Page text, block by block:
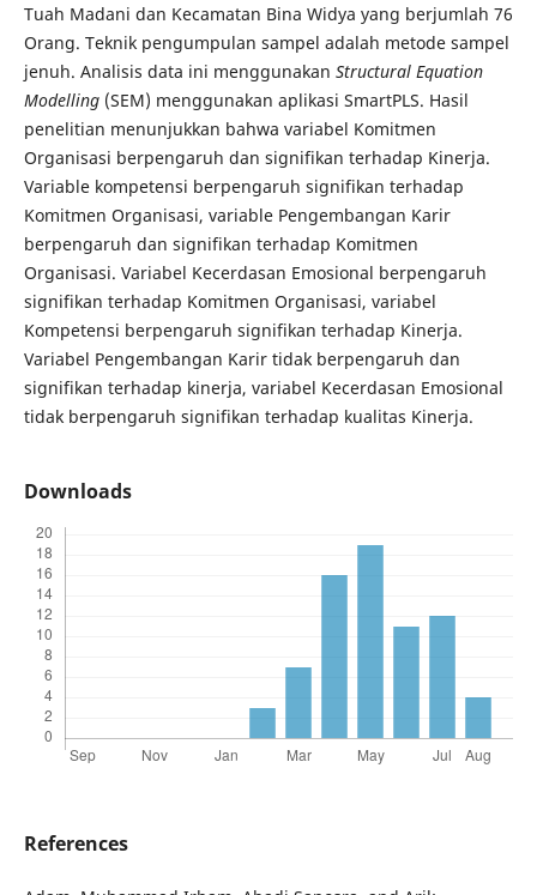
Tuah Madani dan Kecamatan Bina Widya yang berjumlah 76
Orang. Teknik pengumpulan sampel adalah metode sampel
jenuh. Analisis data ini menggunakan Structural Equation
Modelling (SEM) menggunakan aplikasi SmartPLS. Hasil
penelitian menunjukkan bahwa variabel Komitmen
Organisasi berpengaruh dan signifikan terhadap Kinerja.
Variable kompetensi berpengaruh signifikan terhadap
Komitmen Organisasi, variable Pengembangan Karir
berpengaruh dan signifikan terhadap Komitmen
Organisasi. Variabel Kecerdasan Emosional berpengaruh
signifikan terhadap Komitmen Organisasi, variabel
Kompetensi berpengaruh signifikan terhadap Kinerja.
Variabel Pengembangan Karir tidak berpengaruh dan
signifikan terhadap kinerja, variabel Kecerdasan Emosional
tidak berpengaruh signifikan terhadap kualitas Kinerja.
Downloads
References